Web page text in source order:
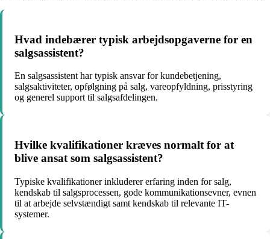
Hvad indebærer typisk arbejdsopgaverne for en
salgsassistent?
En salgsassistent har typisk ansvar for kundebetjening,
salgsaktiviteter, opfølgning på salg, vareopfyldning, prisstyring
og generel support til salgsafdelingen.
Hvilke kvalifikationer kræves normalt for at
blive ansat som salgsassistent?
Typiske kvalifikationer inkluderer erfaring inden for salg,
kendskab til salgsprocessen, gode kommunikationsevner, evnen
til at arbejde selvstændigt samt kendskab til relevante IT-
systemer.